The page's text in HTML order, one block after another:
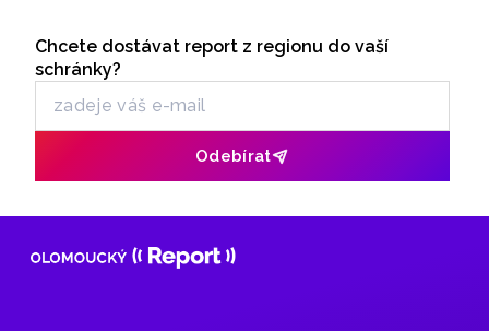
Odběr newsletteru
Chcete dostávat report z regionu do vaší
schránky?
Odebírat